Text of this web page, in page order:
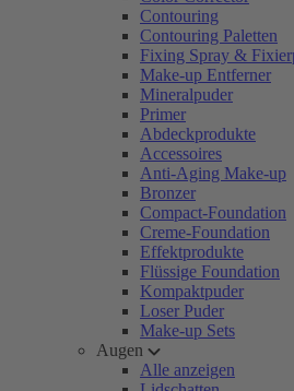
Contouring
Contouring Paletten
Fixing Spray &
Make-up Entferner
Mineralpuder
Primer
Abdeckprodukte
Accessoires
Anti-Aging Make-up
Bronzer
Compact-Foundation
Creme-Foundation
Effektprodukte
Flüssige Foundation
Kompaktpuder
Loser Puder
Make-up Sets
Augen
Alle anzeigen